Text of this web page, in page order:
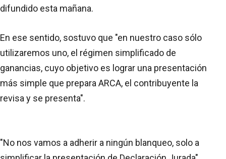
difundido esta mañana.
En ese sentido, sostuvo que "en nuestro caso sólo
utilizaremos uno, el régimen simplificado de
ganancias, cuyo objetivo es lograr una presentación
más simple que prepara ARCA, el contribuyente la
revisa y se presenta".
"No nos vamos a adherir a ningún blanqueo, solo a